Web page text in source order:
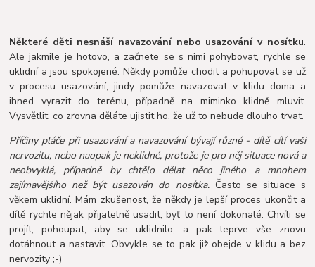
Některé děti nesnáší navazování nebo usazování v nosítku.
Ale jakmile je hotovo, a začnete se s nimi pohybovat, rychle se
uklidní a jsou spokojené. Někdy pomůže chodit a pohupovat se už
v procesu usazování, jindy pomůže navazovat v klidu doma a
ihned vyrazit do terénu, případně na miminko klidně mluvit.
Vysvětlit, co zrovna děláte ujistit ho, že už to nebude dlouho trvat.
Příčiny pláče při usazování a navazování bývají různé - dítě cítí vaši
nervozitu, nebo naopak je neklidné, protože je pro něj situace nová a
neobvyklá, případně by chtělo dělat něco jiného a mnohem
zajímavějšího než být usazován do nosítka.Často se situace s
věkem uklidní. Mám zkušenost, že někdy je lepší proces ukončit a
dítě rychle nějak přijatelně usadit, byť to není dokonalé. Chvíli se
projít, pohoupat, aby se uklidnilo, a pak teprve vše znovu
dotáhnout a nastavit. Obvykle se to pak již obejde v klidu a bez
nervozity ;-)